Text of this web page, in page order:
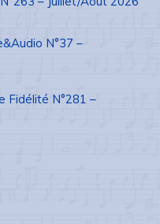
N°37 –
Fidélité N°281 –